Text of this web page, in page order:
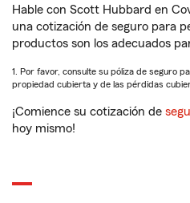
Hable con Scott Hubbard en
una cotización de seguro para
productos son los adecuados
1. Por favor, consulte su póliza de seguro
propiedad cubierta y de las pérdidas
¡Comience su cotización de
hoy mismo!